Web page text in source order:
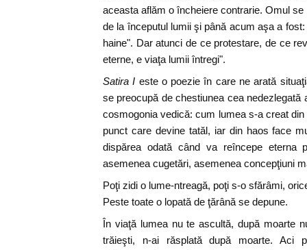
aceasta aflăm o încheiere contrarie. Omul
de la începutul lumii şi până acum aşa a
haine". Dar atunci de ce protestare, de ce
eterne, e viaţa lumii întregi".
Satira I este o poezie în care ne arată
se preocupă de chestiunea cea
cosmogonia vedică: cum lumea s-a creat
punct care devine tatăl, iar din haos face
dispărea odată când va reîncepe
asemenea cugetări, asemenea concepţiuni
Poţi zidi o lume-ntreagă, poţi s-o sfărâmi,
Peste toate o lopată de ţărână se depune.
În viaţă lumea nu te ascultă, după moarte
trăieşti, n-ai răsplată după moarte. Aci